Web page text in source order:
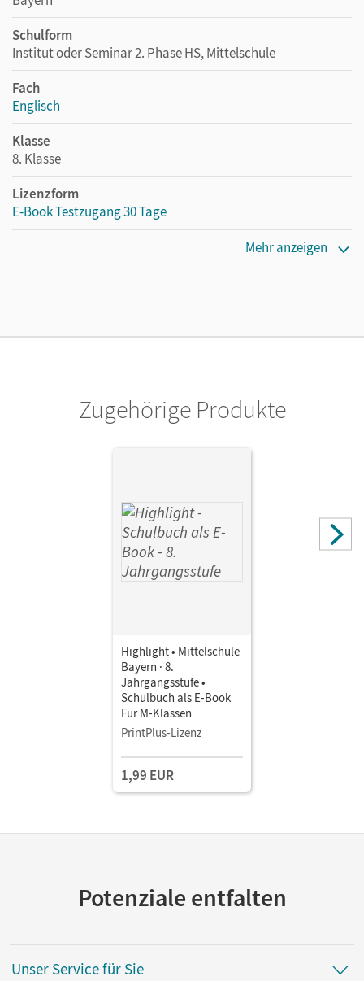
Schulform
Institut oder Seminar 2. Phase HS, Mittelschule
Fach
Englisch
Klasse
8. Klasse
Lizenzform
E-Book Testzugang 30 Tage
Berwick, Gwen
Mehr anzeigen
Zugehörige Produkte
Highlight • Mittelschule
Bayern · 8.
Jahrgangsstufe •
Schulbuch als E-Book
Für M-Klassen
PrintPlus-Lizenz
1,99 EUR
Potenziale entfalten
Unser Service für Sie